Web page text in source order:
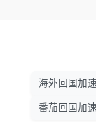
海外回国加
番茄回国加